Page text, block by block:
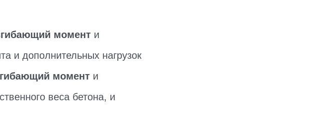
момент и
и дополнительных нагрузок
момент и
веса бетона, и